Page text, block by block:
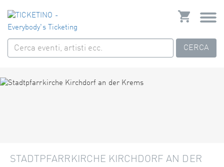
CERCA
STADTPFARRKIRCHE KIRCHDORF AN DER